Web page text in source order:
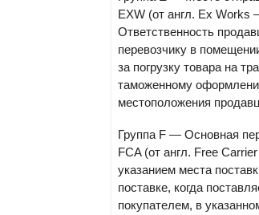
EXW (от англ. Ex
Ответственность
перевозчику в
за погрузку товара на
таможенному
местоположения
Группа F — Основная
FCA(от англ. Free
указанием места
поставке, когда
покупателем, в